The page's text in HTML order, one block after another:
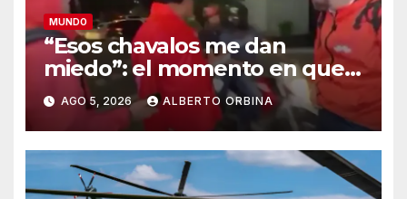
MUNDO
“Esos chavalos me dan
miedo”: el momento en que
los sicarios marcaron al
influencer mexicano César
Gastélum antes de asesinarlo
AGO 5, 2026 ALBERTO ORBINA